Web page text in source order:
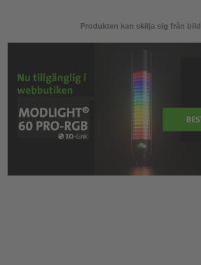
Produkten kan skilja sig från bild